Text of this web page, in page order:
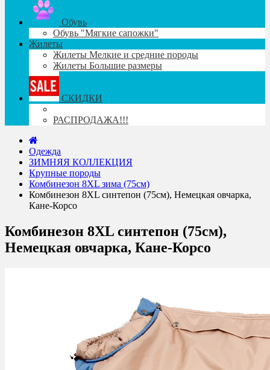
Обувь
Обувь "Мягкие сапожки"
Жилеты
Жилеты Мелкие и средние породы
Жилеты Большие размеры
СКИДКИ
РАСПРОДАЖА!!!
Одежда
ЗИМНЯЯ КОЛЛЕКЦИЯ
Крупные породы
Комбинезон 8XL зима (75см)
Комбинезон 8XL синтепон (75см), Немецкая овчарка,
Кане-Корсо
Комбинезон 8XL синтепон (75см),
Немецкая овчарка, Кане-Корсо